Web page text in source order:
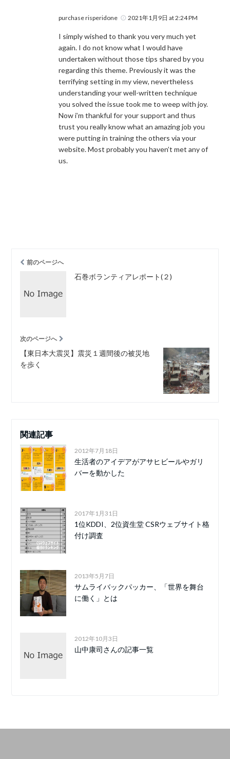
purchase risperidone 2021年1月9日 at 2:24 PM
I simply wished to thank you very much yet
again. I do not know what I would have
undertaken without those tips shared by you
regarding this theme. Previously it was the
terrifying setting in my view, nevertheless
understanding your well-written technique
you solved the issue took me to weep with joy.
Now i’m thankful for your support and thus
trust you really know what an amazing job you
were putting in training the others via your
website. Most probably you haven’t met any of
us.
前のページへ
石巻ボランティアレポート(２)
次のページへ
【東日本大震災】震災１週間後の被災地
を歩く
関連記事
2012年7月18日
生活者のアイデアがアサヒビールやガリ
バーを動かした
2017年1月31日
1位KDDI、2位資生堂 CSRウェブサイト格
付け調査
2013年5月7日
サムライバックパッカー、「世界を舞台
に働く」とは
2012年10月3日
山中康司さんの記事一覧